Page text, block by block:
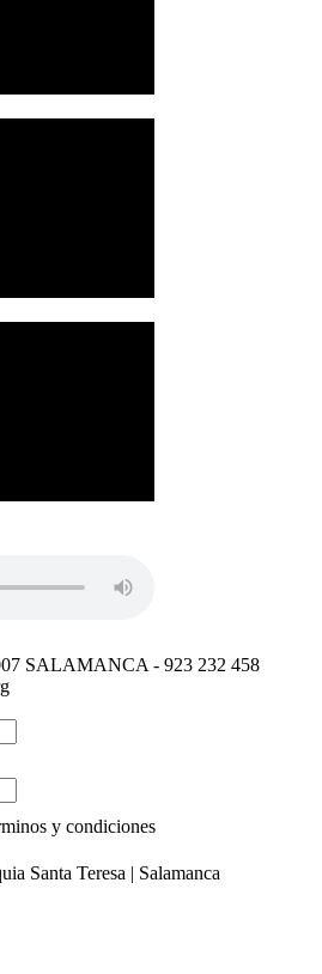
SALAMANCA - 923 232 458
y condiciones
Santa Teresa | Salamanca